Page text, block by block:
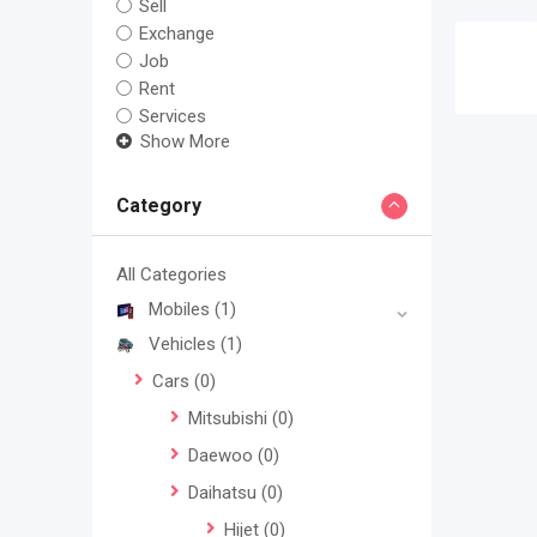
Sell
Exchange
Job
Rent
Services
Show More
Category
All Categories
Mobiles (1)
Vehicles (1)
Cars (0)
Mitsubishi (0)
Daewoo (0)
Daihatsu (0)
Hijet (0)